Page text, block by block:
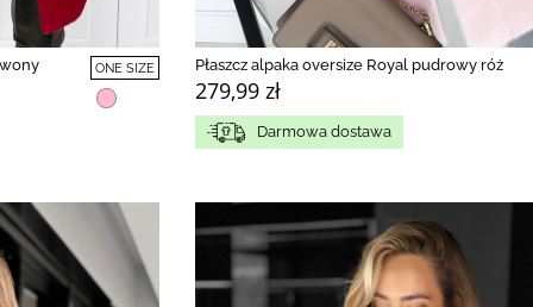
ONE SIZE Płaszcz alpaka oversize Royal pudrowy róż
279,99 zł
Darmowa dostawa